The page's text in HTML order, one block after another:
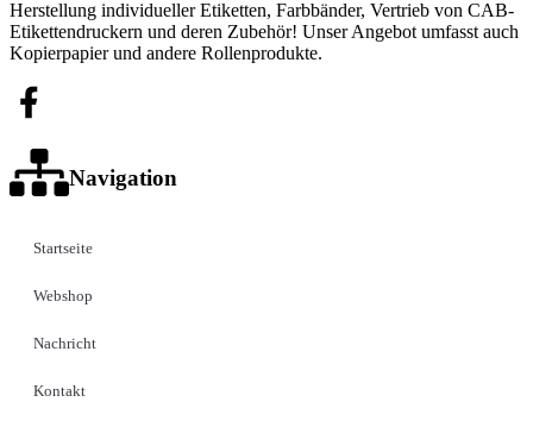
Herstellung individueller Etiketten, Farbbänder, Vertrieb von CAB-
Etikettendruckern und deren Zubehör! Unser Angebot umfasst auch
Kopierpapier und andere Rollenprodukte.
Navigation
Startseite
Webshop
Nachricht
Kontakt